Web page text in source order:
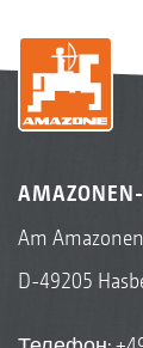
AMAZONEN-
Am
D-49205